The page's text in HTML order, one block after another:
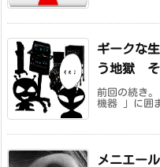
ギークな
う地獄 そ
前回の続き
機器 」に
メニエー